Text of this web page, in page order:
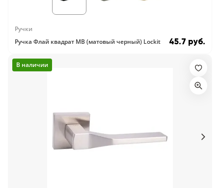
Ручки
Ручка Флай квадрат MB (матовый черный) Lockit
45.7 руб.
В наличии